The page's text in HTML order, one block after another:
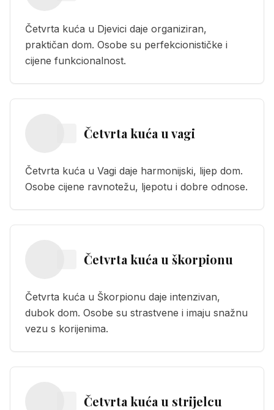
Četvrta kuća u Djevici daje organiziran,
praktičan dom. Osobe su perfekcionističke i
cijene funkcionalnost.
Četvrta kuća u vagi
Četvrta kuća u Vagi daje harmonijski, lijep dom.
Osobe cijene ravnotežu, ljepotu i dobre odnose.
Četvrta kuća u škorpionu
Četvrta kuća u Škorpionu daje intenzivan,
dubok dom. Osobe su strastvene i imaju snažnu
vezu s korijenima.
Četvrta kuća u strijelcu